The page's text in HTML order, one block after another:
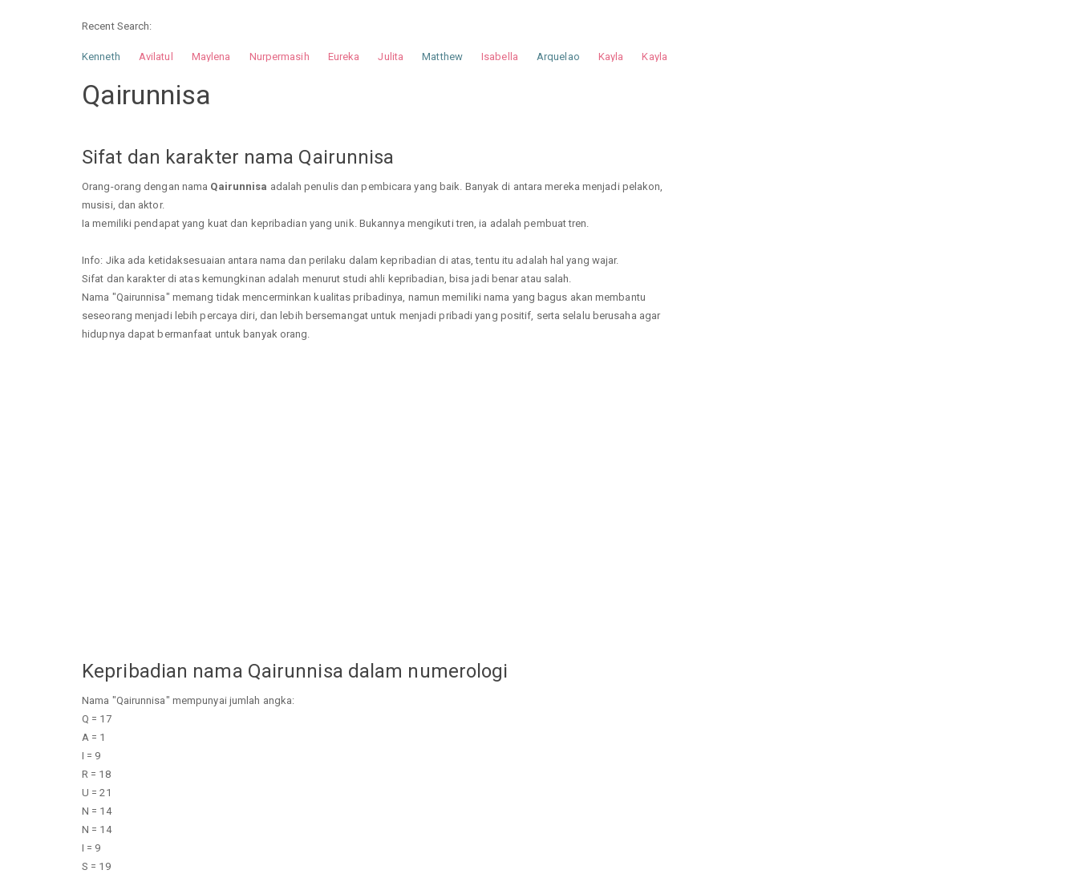
Recent Search:
Kenneth Avilatul Maylena Nurpermasih Eureka Julita Matthew Isabella Arquelao Kayla
Kayla
Qairunnisa
Sifat dan karakter nama Qairunnisa
Orang-orang dengan nama Qairunnisa adalah penulis dan pembicara yang baik. Banyak di antara mereka menjadi pelakon,
musisi, dan aktor.
Ia memiliki pendapat yang kuat dan kepribadian yang unik. Bukannya mengikuti tren, ia adalah pembuat tren.
Info: Jika ada ketidaksesuaian antara nama dan perilaku dalam kepribadian di atas, tentu itu adalah hal yang wajar.
Sifat dan karakter di atas kemungkinan adalah menurut studi ahli kepribadian, bisa jadi benar atau salah.
Nama "Qairunnisa" memang tidak mencerminkan kualitas pribadinya, namun memiliki nama yang bagus akan membantu
seseorang menjadi lebih percaya diri, dan lebih bersemangat untuk menjadi pribadi yang positif, serta selalu berusaha agar
hidupnya dapat bermanfaat untuk banyak orang.
Kepribadian nama Qairunnisa dalam numerologi
Nama "Qairunnisa" mempunyai jumlah angka:
Q = 17
A = 1
I = 9
R = 18
U = 21
N = 14
N = 14
I = 9
S = 19